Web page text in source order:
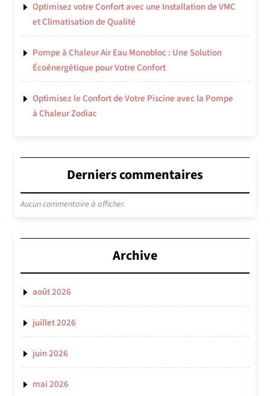
Optimisez votre Confort avec une Installation de VMC
et Climatisation de Qualité
Pompe à Chaleur Air Eau Monobloc : Une Solution
Écoénergétique pour Votre Confort
Optimisez le Confort de Votre Piscine avec la Pompe
à Chaleur Zodiac
Derniers commentaires
Aucun commentaire à afficher.
Archive
août 2026
juillet 2026
juin 2026
mai 2026